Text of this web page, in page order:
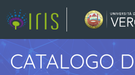
CATALOGO